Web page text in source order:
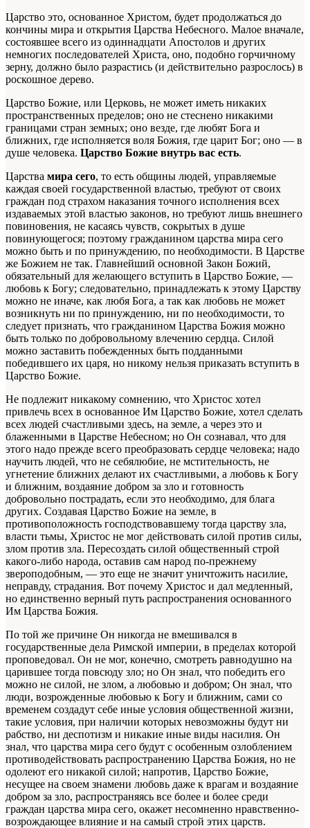
Царство это, основанное Христом, будет продолжаться до
кончины мира и открытия Царства Небесного. Малое вначале,
состоявшее всего из одиннадцати Апостолов и других
немногих последователей Христа, оно, подобно горчичному
зерну, должно было разрастись (и действительно разрослось) в
роскошное дерево.
Царство Божие, или Церковь, не может иметь никаких
пространственных пределов; оно не стеснено никакими
границами стран земных; оно везде, где любят Бога и
ближних, где исполняется воля Божия, где царит Бог; оно — в
душе человека. Царство Божие внутрь вас есть.
Царства мира сего, то есть общины людей, управляемые
каждая своей государственной властью, требуют от своих
граждан под страхом наказания точного исполнения всех
издаваемых этой властью законов, но требуют лишь внешнего
повиновения, не касаясь чувств, сокрытых в душе
повинующегося; поэтому гражданином царства мира сего
можно быть и по принуждению, по необходимости. В Царстве
же Божием не так. Главнейший основной Закон Божий,
обязательный для желающего вступить в Царство Божие, —
любовь к Богу; следовательно, принадлежать к этому Царству
можно не иначе, как любя Бога, а так как любовь не может
возникнуть ни по принуждению, ни по необходимости, то
следует признать, что гражданином Царства Божия можно
быть только по добровольному влечению сердца. Силой
можно заставить побежденных быть подданными
победившего их царя, но никому нельзя приказать вступить в
Царство Божие.
Не подлежит никакому сомнению, что Христос хотел
привлечь всех в основанное Им Царство Божие, хотел сделать
всех людей счастливыми здесь, на земле, а через это и
блаженными в Царстве Небесном; но Он сознавал, что для
этого надо прежде всего преобразовать сердце человека; надо
научить людей, что не себялюбие, не мстительность, не
угнетение ближних делают их счастливыми, а любовь к Богу
и ближним, воздаяние добром за зло и готовность
добровольно пострадать, если это необходимо, для блага
других. Создавая Царство Божие на земле, в
противоположность господствовавшему тогда царству зла,
власти тьмы, Христос не мог действовать силой против силы,
злом против зла. Пересоздать силой общественный строй
какого-либо народа, оставив сам народ по-прежнему
звероподобным, — это еще не значит уничтожить насилие,
неправду, страдания. Вот почему Христос и дал медленный,
но единственно верный путь распространения основанного
Им Царства Божия.
По той же причине Он никогда не вмешивался в
государственные дела Римской империи, в пределах которой
проповедовал. Он не мог, конечно, смотреть равнодушно на
царившее тогда повсюду зло; но Он знал, что победить его
можно не силой, не злом, а любовью и добром; Он знал, что
люди, возрожденные любовью к Богу и ближним, сами со
временем создадут себе иные условия общественной жизни,
такие условия, при наличии которых невозможны будут ни
рабство, ни деспотизм и никакие иные виды насилия. Он
знал, что царства мира сего будут с особенным озлоблением
противодействовать распространению Царства Божия, но не
одолеют его никакой силой; напротив, Царство Божие,
несущее на своем знамени любовь даже к врагам и воздаяние
добром за зло, распространяясь все более и более среди
граждан царства мира сего, окажет несомненно нравственно-
возрождающее влияние и на самый строй этих царств.